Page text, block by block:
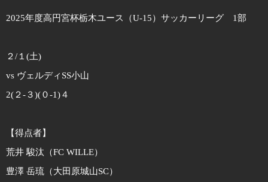
2025年度高円宮杯栃木ユース（U-15）サッカーリーグ 1部
２/１(土)
vs ヴェルディSS小山
2(２-３)(０-1)４
【得点者】
荒井 駿汰（FC WILLE）
豊澤 岳琉（大田原城山SC）